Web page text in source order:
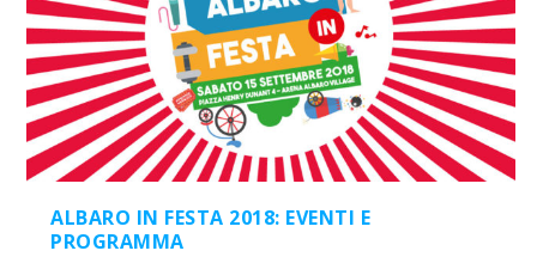
ALBARO IN FESTA 2018: EVENTI E
PROGRAMMA